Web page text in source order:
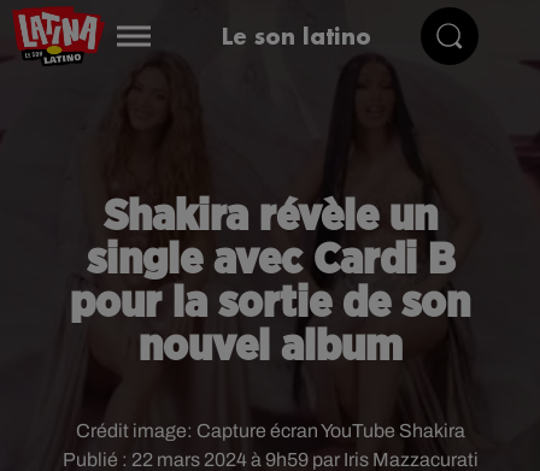
Le son latino
Shakira révèle un
single avec Cardi B
pour la sortie de son
nouvel album
Publié : 22 mars 2024 à 9h59 par Iris Mazzacurati
Crédit image: Capture écran YouTube Shakira